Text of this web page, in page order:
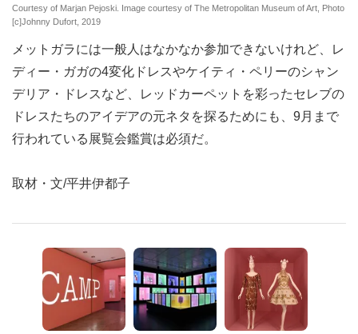
Courtesy of Marjan Pejoski. Image courtesy of The Metropolitan Museum of Art, Photo
[c]Johnny Dufort, 2019
メットガラには一般人はなかなか参加できないけれど、レ
ディー・ガガの4変化ドレスやケイティ・ペリーのシャン
デリア・ドレスなど、レッドカーペットを彩ったセレブの
ドレスたちのアイデアの元ネタを探るためにも、9月まで
行われている展覧会鑑賞は必須だ。
取材・文/平井伊都子